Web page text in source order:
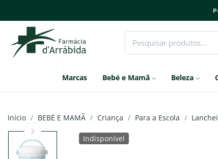
Marcas Bebé e Mamã Beleza
Início BEBÉ E MAMÃ Criança Para a Escola
Indisponível